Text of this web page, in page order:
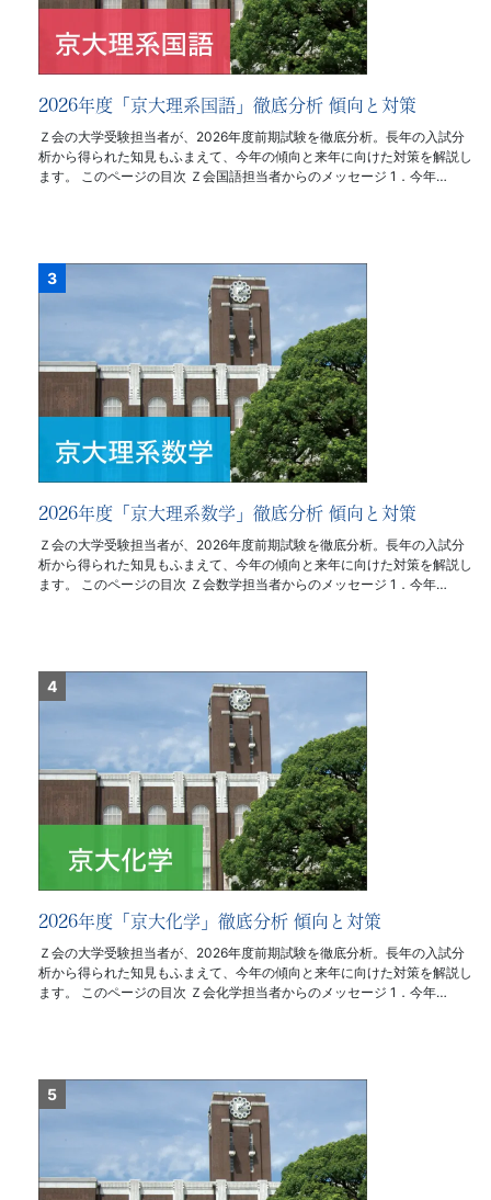
2026年度「京大理系国語」徹底分析 傾向と対策
Ｚ会の大学受験担当者が、2026年度前期試験を徹底分析。長年の入試分
析から得られた知見もふまえて、今年の傾向と来年に向けた対策を解説し
ます。 このページの目次 Ｚ会国語担当者からのメッセージ 1．今年…
2026年度「京大理系数学」徹底分析 傾向と対策
Ｚ会の大学受験担当者が、2026年度前期試験を徹底分析。長年の入試分
析から得られた知見もふまえて、今年の傾向と来年に向けた対策を解説し
ます。 このページの目次 Ｚ会数学担当者からのメッセージ 1．今年…
2026年度「京大化学」徹底分析 傾向と対策
Ｚ会の大学受験担当者が、2026年度前期試験を徹底分析。長年の入試分
析から得られた知見もふまえて、今年の傾向と来年に向けた対策を解説し
ます。 このページの目次 Ｚ会化学担当者からのメッセージ 1．今年…